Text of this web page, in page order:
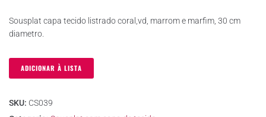
Sousplat capa tecido listrado coral,vd, marrom e marfim, 30 cm
diametro.
ADICIONAR À LISTA
SKU: CS039